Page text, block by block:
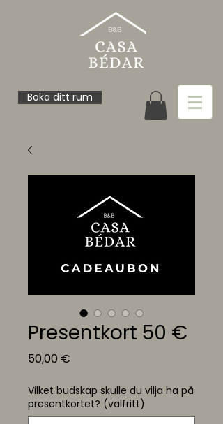
Boka ditt rum
Presentkort 50 €
50,00 €
Vilket budskap skulle du vilja ha på
presentkortet? (valfritt)